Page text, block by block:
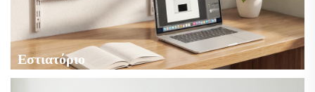
Εστιατόριο